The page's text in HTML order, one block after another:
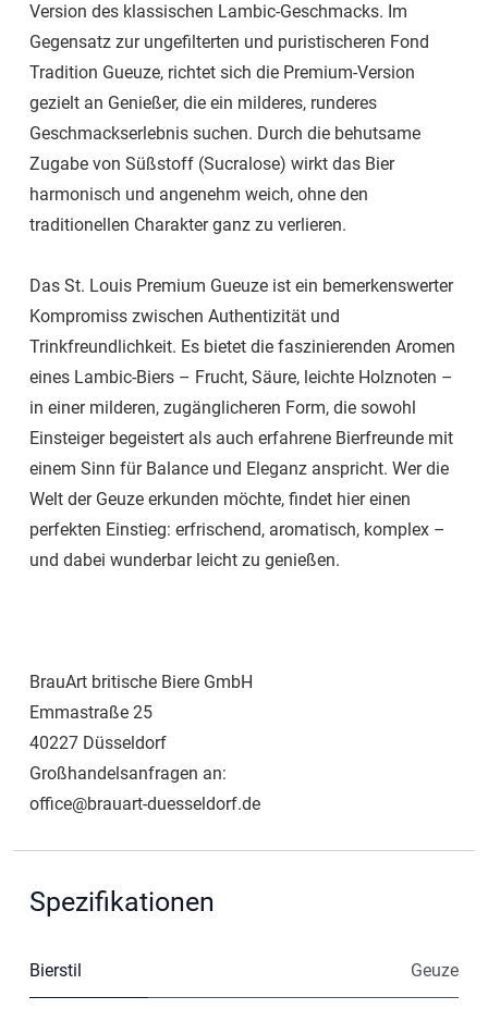
Version des klassischen Lambic-Geschmacks. Im
Gegensatz zur ungefilterten und puristischeren Fond
Tradition Gueuze, richtet sich die Premium-Version
gezielt an Genießer, die ein milderes, runderes
Geschmackserlebnis suchen. Durch die behutsame
Zugabe von Süßstoff (Sucralose) wirkt das Bier
harmonisch und angenehm weich, ohne den
traditionellen Charakter ganz zu verlieren.
Das St. Louis Premium Gueuze ist ein bemerkenswerter
Kompromiss zwischen Authentizität und
Trinkfreundlichkeit. Es bietet die faszinierenden Aromen
eines Lambic-Biers – Frucht, Säure, leichte Holznoten –
in einer milderen, zugänglicheren Form, die sowohl
Einsteiger begeistert als auch erfahrene Bierfreunde mit
einem Sinn für Balance und Eleganz anspricht. Wer die
Welt der Geuze erkunden möchte, findet hier einen
perfekten Einstieg: erfrischend, aromatisch, komplex –
und dabei wunderbar leicht zu genießen.
BrauArt britische Biere GmbH
Emmastraße 25
40227 Düsseldorf
Großhandelsanfragen an:
office@brauart-duesseldorf.de
Spezifikationen
Bierstil Geuze